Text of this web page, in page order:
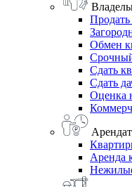
Продать
Обмен
Сдать
Сдать
Оценка
Аренда